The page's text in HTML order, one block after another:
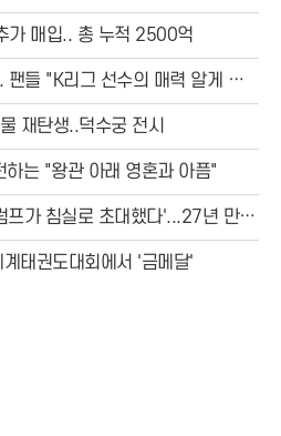
가 매입.. 총 누적 2500억
팬들 "K리그 선수의 매력 알게 됐
재탄생..덕수궁 전시
는 "왕관 아래 영혼과 아픔"
프가 침실로 초대했다'...27년 만에
태권도대회에서 '금메달'